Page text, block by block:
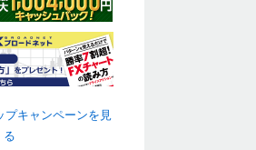
プキャンペーンを見
る